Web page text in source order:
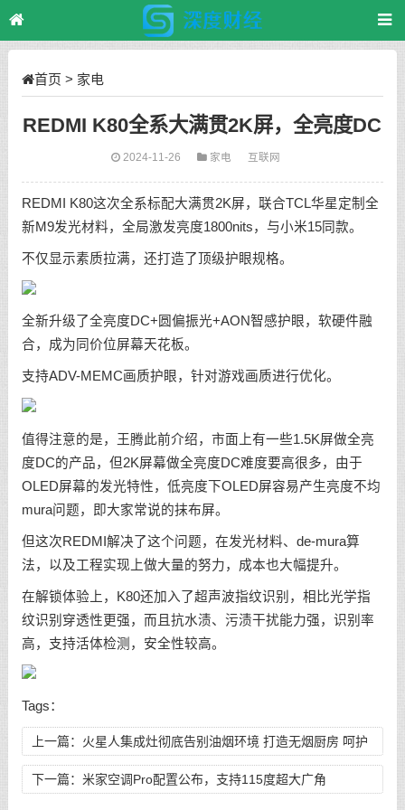
首页 > 家电
REDMI K80全系大满贯2K屏，全亮度DC
2024-11-26 家电 互联网
REDMI K80这次全系标配大满贯2K屏，联合TCL华星定制全
新M9发光材料，全局激发亮度1800nits，与小米15同款。
不仅显示素质拉满，还打造了顶级护眼规格。
全新升级了全亮度DC+圆偏振光+AON智感护眼，软硬件融
合，成为同价位屏幕天花板。
支持ADV-MEMC画质护眼，针对游戏画质进行优化。
值得注意的是，王腾此前介绍，市面上有一些1.5K屏做全亮
度DC的产品，但2K屏幕做全亮度DC难度要高很多，由于
OLED屏幕的发光特性，低亮度下OLED屏容易产生亮度不均
mura问题，即大家常说的抹布屏。
但这次REDMI解决了这个问题，在发光材料、de-mura算
法，以及工程实现上做大量的努力，成本也大幅提升。
在解锁体验上，K80还加入了超声波指纹识别，相比光学指
纹识别穿透性更强，而且抗水渍、污渍干扰能力强，识别率
高，支持活体检测，安全性较高。
Tags：
上一篇： 火星人集成灶彻底告别油烟环境 打造无烟厨房 呵护
家庭成员健康
下一篇： 米家空调Pro配置公布，支持115度超大广角